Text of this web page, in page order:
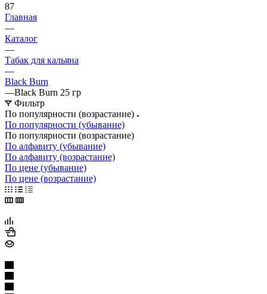
87
Главная
—
Каталог
—
Табак для кальяна
—
Black Burn
—Black Burn 25 гр
Фильтр
По популярности (возрастание)
По популярности (убывание)
По популярности (возрастание)
По алфавиту (убывание)
По алфавиту (возрастание)
По цене (убывание)
По цене (возрастание)